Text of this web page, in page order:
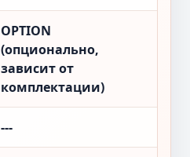
OPTION
(опционально,
зависит от
комплектации)
---